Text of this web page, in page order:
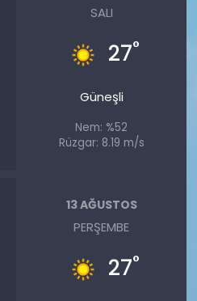
SALI
27°
Güneşli
Nem: %52
Rüzgar: 8.19 m/s
13 AĞUSTOS
PERŞEMBE
27°